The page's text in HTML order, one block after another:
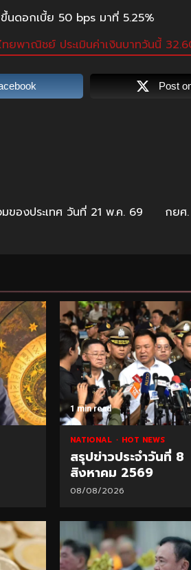
ขึ้นดอกเบี้ย 50 bps มาที่ 5.25%
ทยพาณิชย์ ประเมินค่าเงินบาทวันนี้
Post
องประเทศ วันที่ 21 พ.ค. 69
กยศ
1 min read
NATIONAL HOT NEWS
สรุปข่าวประจำวันที่ 8
สิงหาคม 2569
08/08/2026